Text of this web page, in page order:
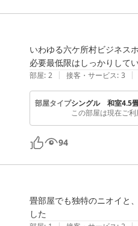
いわゆる六ケ所村ビジネス
必要最低限はしっかりして
部屋: 2 | 接客・サービス: 3 |
部屋タイプシングル 和室4.5
この部屋は現在ご
94
畳部屋でも独特のニオイと
した